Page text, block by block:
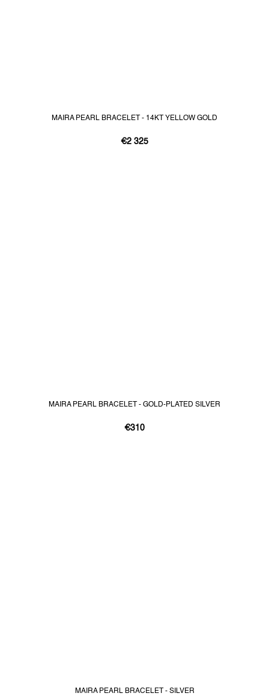
MAIRA PEARL BRACELET - 14KT YELLOW GOLD
€2 325
MAIRA PEARL BRACELET - GOLD-PLATED SILVER
€310
MAIRA PEARL BRACELET - SILVER